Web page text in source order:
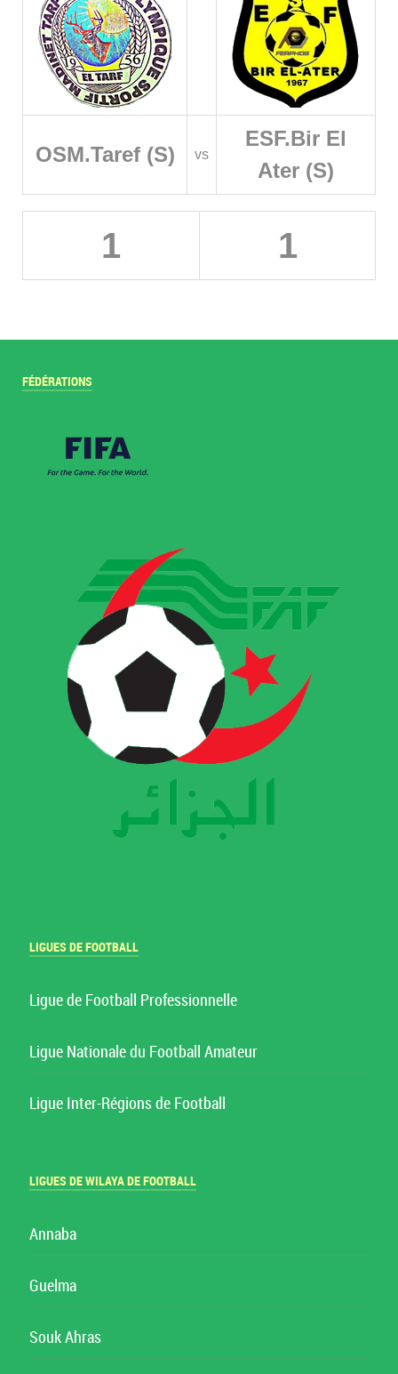
OSM.Taref (S) vs
ESF.Bir El
Ater (S)
1 1
FÉDÉRATIONS
LIGUES DE FOOTBALL
Ligue de Football Professionnelle
Ligue Nationale du Football Amateur
Ligue Inter-Régions de Football
LIGUES DE WILAYA DE FOOTBALL
Annaba
Guelma
Souk Ahras